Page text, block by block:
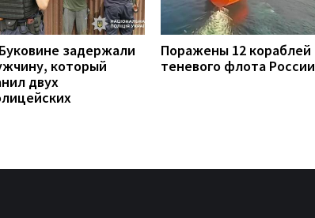
задержали
который
двух
Поражены 12 кораблей
теневого флота России